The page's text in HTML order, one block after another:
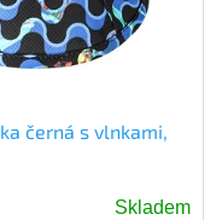
černá s vlnkami,
Skladem